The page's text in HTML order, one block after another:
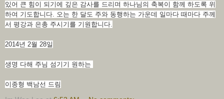
있어 큰 힘이 되기에 깊은 감사를 드리며 하나님의 축복이 함께 하도록 위
하여 기도합니다. 오는 한 달도 주와 동행하는 가운데 일마다 때마다 주께
서 평강과 은총 주시기를 기원합니다.
2014년 2월 28일
생명 다해 주님 섬기기 원하는
이종형 백남선 드림